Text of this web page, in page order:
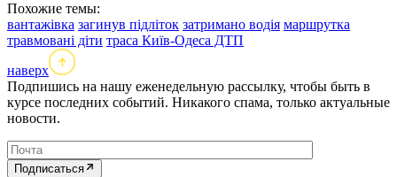
Похожие темы:
вантажівка загинув підліток затримано водія маршрутка
травмовані діти траса Київ-Одеса ДТП
наверх
Подпишись на нашу еженедельную рассылку, чтобы быть в
курсе последних событий. Никакого спама, только актуальные
новости.
Подписаться